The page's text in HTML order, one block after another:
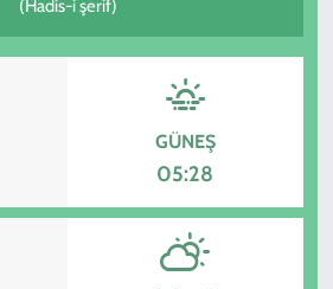
(Hadis-i şerif)
GÜNEŞ
05:28